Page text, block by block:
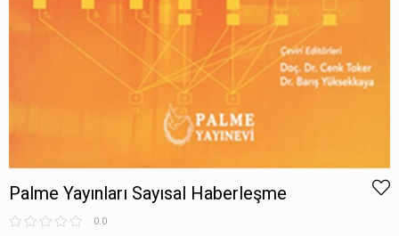
Palme Yayınları Sayısal Haberleşme
0.0